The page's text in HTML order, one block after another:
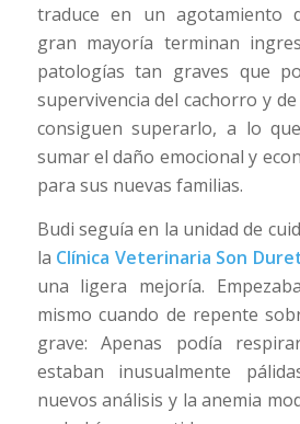
traduce en un agotamiento
gran mayoría terminan
patologías tan graves que
supervivencia del cachorro y
consiguen superarlo, a lo
sumar el daño emocional y
para sus nuevas familias.
Budi seguía en la unidad de
la Clínica Veterinaria Son
una ligera mejoría.
mismo cuando de repente
grave: Apenas podía
estaban inusualmente
nuevos análisis y la anemia